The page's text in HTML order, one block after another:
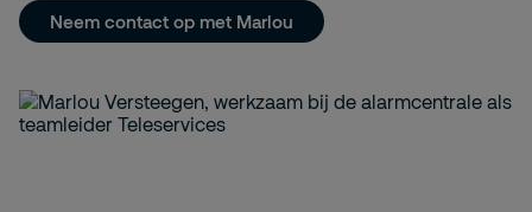
Neem contact op met Marlou